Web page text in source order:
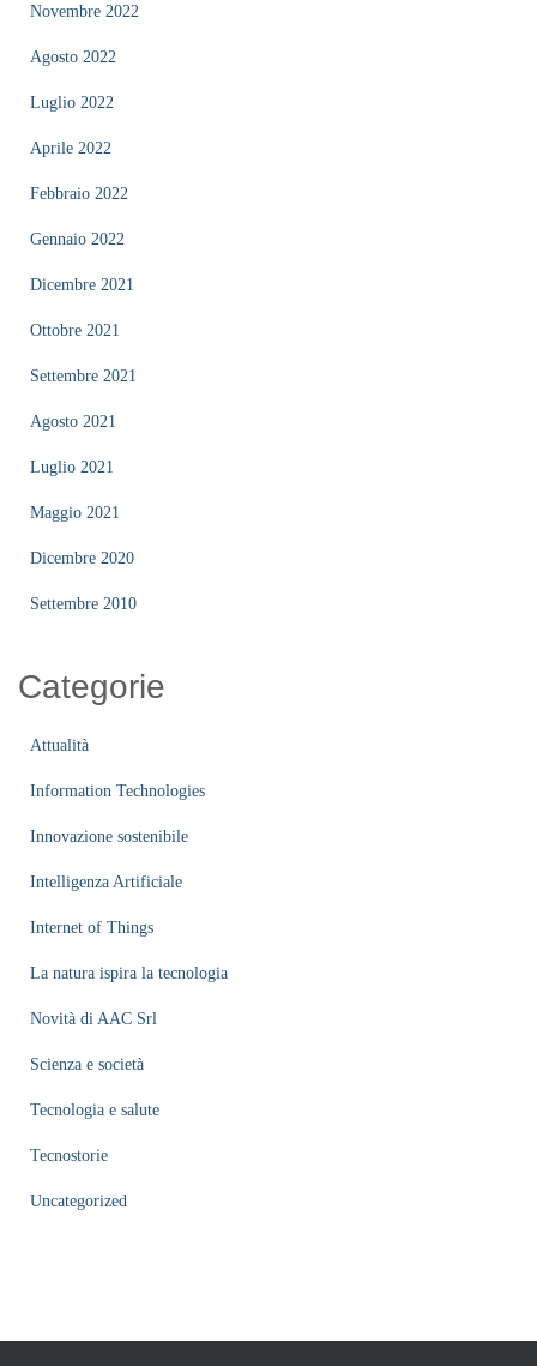
Novembre 2022
Agosto 2022
Luglio 2022
Aprile 2022
Febbraio 2022
Gennaio 2022
Dicembre 2021
Ottobre 2021
Settembre 2021
Agosto 2021
Luglio 2021
Maggio 2021
Dicembre 2020
Settembre 2010
Categorie
Attualità
Information Technologies
Innovazione sostenibile
Intelligenza Artificiale
Internet of Things
La natura ispira la tecnologia
Novità di AAC Srl
Scienza e società
Tecnologia e salute
Tecnostorie
Uncategorized